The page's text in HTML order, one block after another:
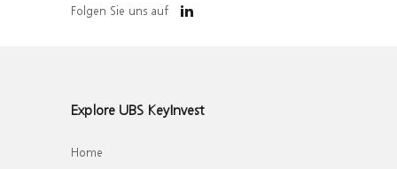
Folgen Sie uns auf
Explore UBS KeyInvest
Home